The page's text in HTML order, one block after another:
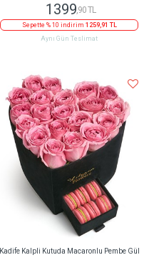
1399,90 TL
Sepette % 10 indirim 1259,91 TL
Aynı Gün Teslimat
Kadife Kalpli Kutuda Macaronlu Pembe Gül